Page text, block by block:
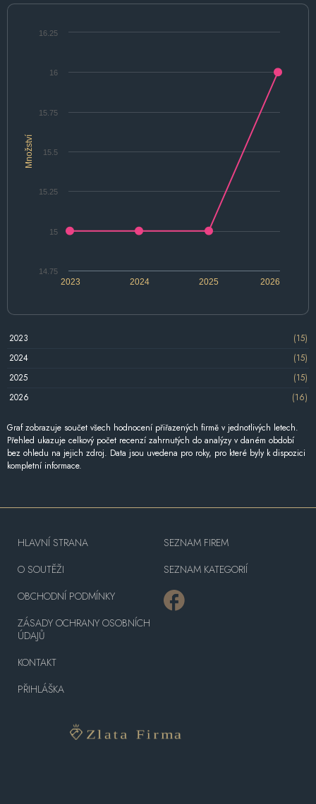
Množství
2024 2026
2023 2025
14.75
15
15.25
15.5
15.75
16
16.25
2023
(15)
2024
(15)
2025
(15)
2026
(16)
Graf zobrazuje součet všech hodnocení přiřazených firmě v jednotlivých letech.
Přehled ukazuje celkový počet recenzí zahrnutých do analýzy v daném období
bez ohledu na jejich zdroj. Data jsou uvedena pro roky, pro které byly k dispozici
kompletní informace.
HLAVNÍ STRANA
O SOUTĚŽI
OBCHODNÍ PODMÍNKY
ZÁSADY OCHRANY OSOBNÍCH
ÚDAJŮ
KONTAKT
PŘIHLÁŠKA
SEZNAM FIREM
SEZNAM KATEGORIÍ